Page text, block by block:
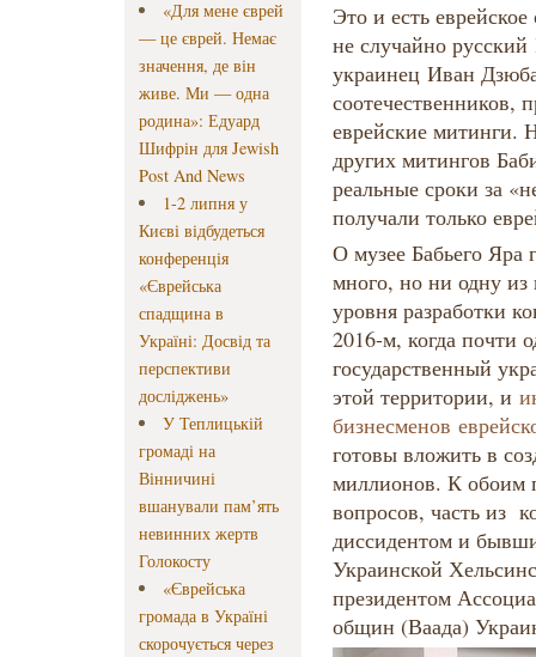
«Для мене єврей
— це єврей. Немає
значення, де він
живе. Ми — одна
родина»: Едуард
Шифрін для Jewish
Post And News
1-2 липня у
Києві відбудеться
конференція
«Єврейська
спадщина в
Україні: Досвід та
перспективи
досліджень»
У Теплицькій
громаді на
Вінничині
вшанували пам’ять
невинних жертв
Голокосту
«Єврейська
громада в Україні
скорочується через
Это и есть
не случайно русский
украинец Иван
соотечественников,
еврейские митинги.
других митингов
реальные сроки за
получали только
О музее Бабьего Яра
много, но ни одну из
уровня разработки
2016-м, когда почти
государственный
этой территории, и
бизнесменов
готовы вложить в
миллионов. К обоим
вопросов, часть из
диссидентом и
Украинской
президентом
общин (Ваада)